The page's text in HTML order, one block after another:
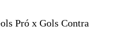
Pró x Gols Contra